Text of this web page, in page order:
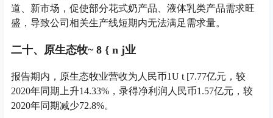
道、新市场，促使部分花式奶产品、液体乳类产品需求旺
盛，导致公司相关生产线短期内无法满足需求量。
二十、原生态牧~ 8 { n j业
报告期内，原生态牧业营收为人民币1U t [7.77亿元，较
2020年同期上升14.33%，录得净利润人民币1.57亿元，较
2020年同期减少72.8%。